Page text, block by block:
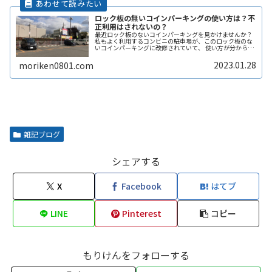
ロック板の無いコインパーキングの使い方は？不
正利用はされないの？
最近ロック板のないコインパーキングを見かけませんか？
私もよく利用するコンビニの駐車場が、このロック板のな
いコインパーキングに改修されていて、 使い方が分からず
ク板のないコインパーキングの使い方や、ロック板がない
と不正に使われないの？などその辺りも含めて解説しま
moriken0801.com 2023.01.28
雑記ブログ
シェアする
X Facebook はてブ
LINE Pinterest コピー
もりけんをフォローする